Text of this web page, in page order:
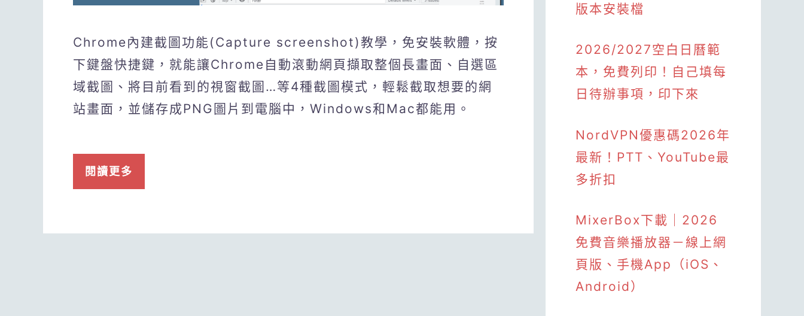
Chrome內建截圖功能(Capture screenshot)教學，免安裝軟體，按
下鍵盤快捷鍵，就能讓Chrome自動滾動網頁擷取整個長畫面、自選區
域截圖、將目前看到的視窗截圖…等4種截圖模式，輕鬆截取想要的網
站畫面，並儲存成PNG圖片到電腦中，Windows和Mac都能用。
閱讀更多
版本安裝檔
2026/2027空白日曆範
本，免費列印！自己填每
日待辦事項，印下來
NordVPN優惠碼2026年
最新！PTT、YouTube最
多折扣
MixerBox下載｜2026
免費音樂播放器－線上網
頁版、手機App（iOS、
Android）